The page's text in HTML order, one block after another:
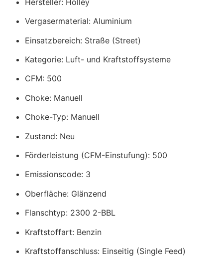
Vergasermaterial: Aluminium
Einsatzbereich: Straße (Street)
Kategorie: Luft- und Kraftstoffsysteme
CFM: 500
Choke: Manuell
Choke-Typ: Manuell
Zustand: Neu
Förderleistung (CFM-Einstufung): 500
Emissionscode: 3
Oberfläche: Glänzend
Flanschtyp: 2300 2-BBL
Kraftstoffart: Benzin
Kraftstoffanschluss: Einseitig (Single Feed)